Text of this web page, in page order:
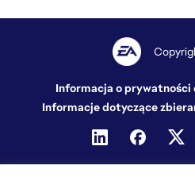
Informacja o prywatności
Informacje dotyczące